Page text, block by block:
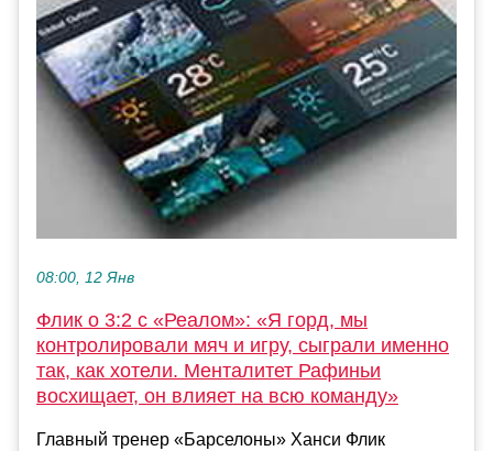
08:00, 12 Янв
Флик о 3:2 с «Реалом»: «Я горд, мы
контролировали мяч и игру, сыграли именно
так, как хотели. Менталитет Рафиньи
восхищает, он влияет на всю команду»
Главный тренер «Барселоны» Ханси Флик